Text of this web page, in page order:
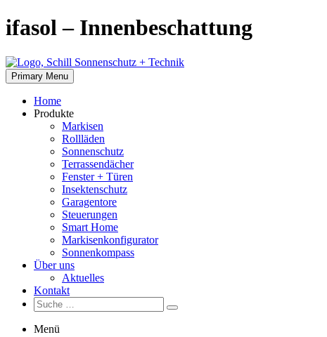
Skip
to
ifasol – Innenbeschattung
Primary Menu
Home
Produkte
Markisen
Rollläden
Sonnenschutz
Terrassendächer
Fenster + Türen
Insektenschutz
Garagentore
Steuerungen
Smart Home
Markisenkonfigurator
Sonnenkompass
Über uns
Aktuelles
Kontakt
Suche:
Suche
Menü